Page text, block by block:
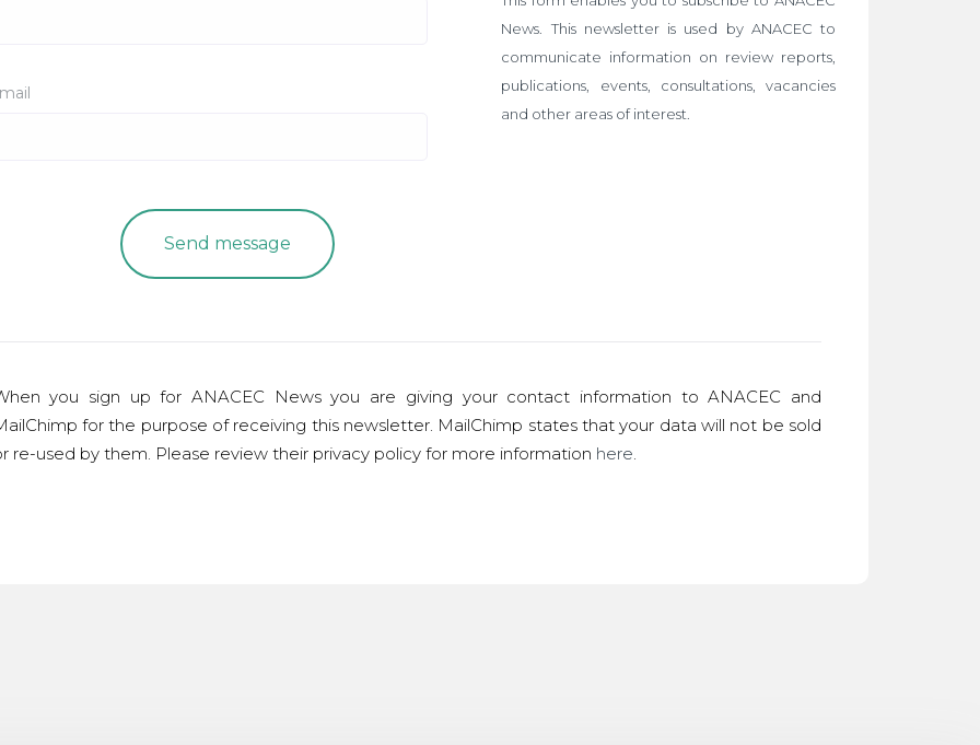
News. This newsletter is used by ANACEC to
communicate information on review reports,
publications, events, consultations, vacancies
and other areas of interest.
you sign up for ANACEC News you are giving your contact information to ANACEC and
for the purpose of receiving this newsletter. MailChimp states that your data will not be sold
re-used by them. Please review their privacy policy for more information here.